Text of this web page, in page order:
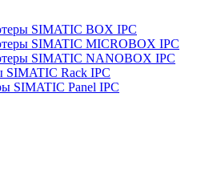
SIMATIC BOX IPC
SIMATIC MICROBOX IPC
SIMATIC NANOBOX IPC
Rack IPC
SIMATIC Panel IPC